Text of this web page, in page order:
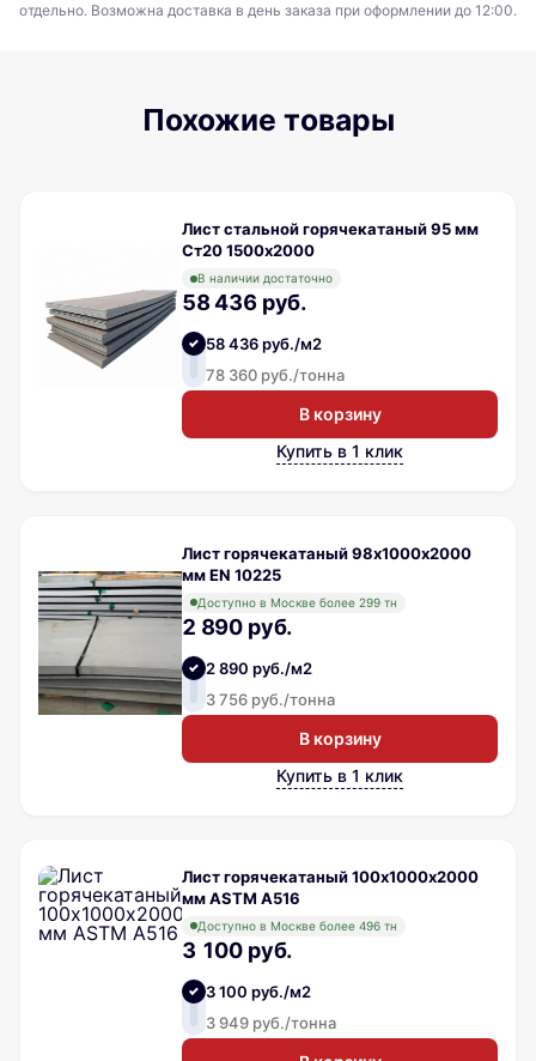
отдельно. Возможна доставка в день заказа при оформлении до 12:00.
Похожие товары
Лист стальной горячекатаный 95 мм
Ст20 1500х2000
В наличии достаточно
58 436 руб.
58 436 руб./м2
78 360 руб./тонна
В корзину
Купить в 1 клик
Лист горячекатаный 98х1000х2000
мм EN 10225
Доступно в Москве более 299 тн
2 890 руб.
2 890 руб./м2
3 756 руб./тонна
В корзину
Купить в 1 клик
Лист горячекатаный 100х1000х2000
мм ASTM A516
Доступно в Москве более 496 тн
3 100 руб.
3 100 руб./м2
3 949 руб./тонна